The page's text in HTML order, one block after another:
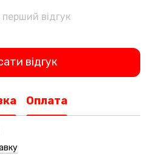
відгук
відгук
Оплата